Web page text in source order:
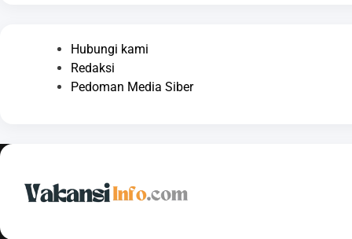
Hubungi kami
Redaksi
Pedoman Media Siber